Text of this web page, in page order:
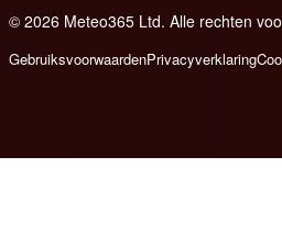
© 2026 Meteo365 Ltd. Alle rechten
GebruiksvoorwaardenPrivacyverklaring